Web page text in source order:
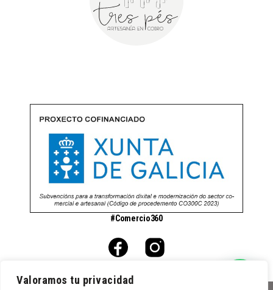
Valoramos tu privacidad
#Comercio360